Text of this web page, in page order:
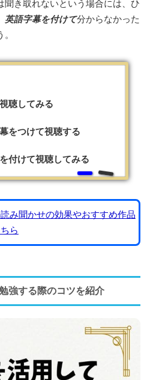
聞き取れないという場合には、ひ
英語字幕を付けて分からなかった
聴してみる
をつけて視聴する
付けて視聴してみる
み聞かせの効果やおすすめ作品
ら
強する際のコツを紹介